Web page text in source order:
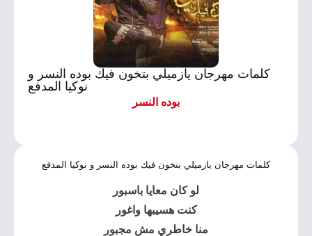
كلمات مهرجان يازميلي بتخون فيك بوده النسر و
نوكيا المدفع
بوده النسر
كلمات مهرجان يازميلي بتخون فيك بوده النسر و نوكيا المدفع
لو كان معايا باسبور
كنت هسيبها واغور
منا خاطري مش مجبور